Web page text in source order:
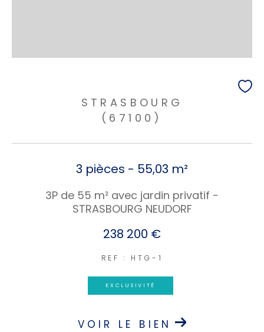
STRASBOURG
(67100)
3 pièces - 55,03 m²
3P de 55 m² avec jardin privatif -
STRASBOURG NEUDORF
238 200 €
REF : HTG-1
EXCLUSIVITÉ
VOIR LE BIEN